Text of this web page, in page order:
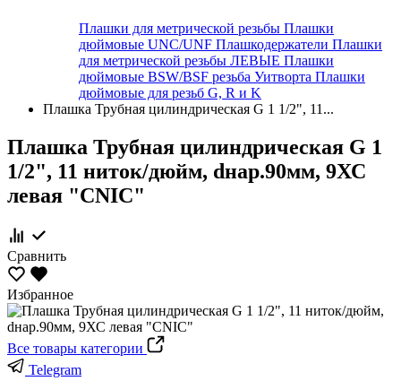
Плашки для метрической резьбы Плашки
дюймовые UNC/UNF Плашкодержатели Плашки
для метрической резьбы ЛЕВЫЕ Плашки
дюймовые BSW/BSF резьба Уитворта Плашки
дюймовые для резьб G, R и K
Плашка Трубная цилиндрическая G 1 1/2", 11...
Плашка Трубная цилиндрическая G 1
1/2", 11 ниток/дюйм, dнар.90мм, 9ХС
левая "CNIC"
Сравнить
Избранное
Все товары категории
Telegram